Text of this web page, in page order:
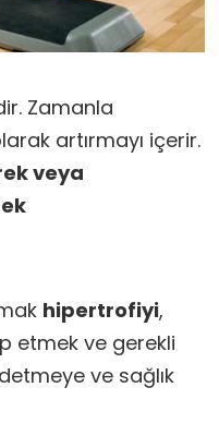
Zamanla
artırmayı içerir.
veya
hipertrofiyi,
etmek ve gerekli
ve sağlık